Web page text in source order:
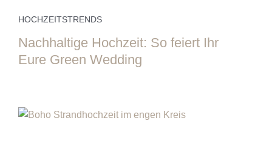
HOCHZEITSTRENDS
Nachhaltige Hochzeit: So feiert Ihr
Eure Green Wedding